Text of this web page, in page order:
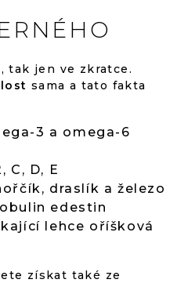
tak jen ve zkratce.
sama a tato fakta
3 a omega-6
C, D, E
draslík a železo
edestin
lehce oříšková
získat také ze